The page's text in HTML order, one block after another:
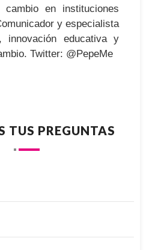
cambio en instituciones
y especialista
innovación educativa y
Twitter: @PepeMe
TUS PREGUNTAS